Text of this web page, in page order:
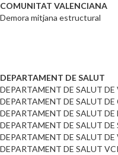
COMUNITAT VALENCIANA
Demora mitjana estructural
DEPARTAMENT DE SALUT
DEPARTAMENT DE SALUT
DEPARTAMENT DE SALUT DE
DEPARTAMENT DE SALUT DE
DEPARTAMENT DE SALUT DE
DEPARTAMENT DE SALUT
DEPARTAMENT DE SALUT